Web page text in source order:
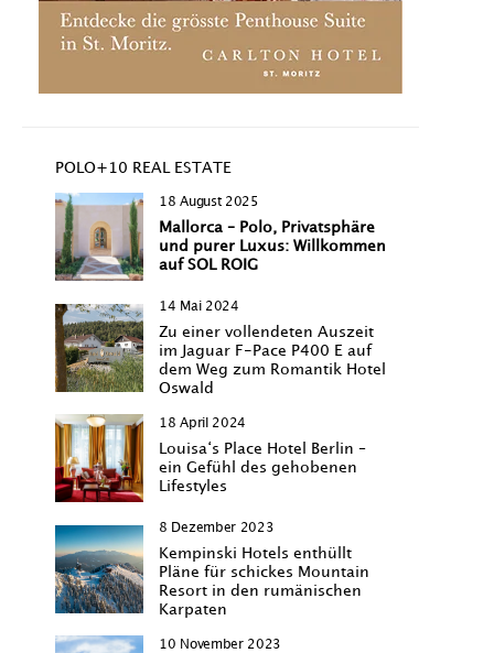
POLO+10 REAL ESTATE
18 August 2025
Mallorca – Polo, Privatsphäre
und purer Luxus: Willkommen
auf SOL ROIG
14 Mai 2024
Zu einer vollendeten Auszeit
im Jaguar F-Pace P400 E auf
dem Weg zum Romantik Hotel
Oswald
18 April 2024
Louisa‘s Place Hotel Berlin –
ein Gefühl des gehobenen
Lifestyles
8 Dezember 2023
Kempinski Hotels enthüllt
Pläne für schickes Mountain
Resort in den rumänischen
Karpaten
10 November 2023